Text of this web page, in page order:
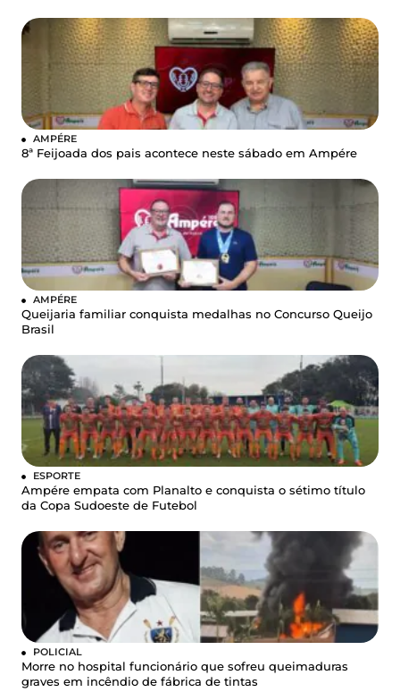
AMPÉRE
8ª Feijoada dos pais acontece neste sábado em Ampére
AMPÉRE
Queijaria familiar conquista medalhas no Concurso Queijo
Brasil
ESPORTE
Ampére empata com Planalto e conquista o sétimo título
da Copa Sudoeste de Futebol
POLICIAL
Morre no hospital funcionário que sofreu queimaduras
graves em incêndio de fábrica de tintas